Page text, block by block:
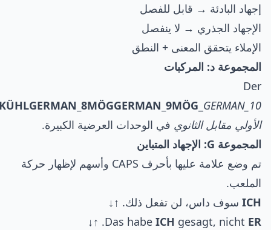
إجهاد البادئة → قابل للفصل
الإجهاد الجذري → لا ينفصل
الإملاء يتحقق المعنى + النطق
المجموعة د: المركبات
Der
GERMAN_8MÖGGERMAN_9MÖG
الأولي مقابل الثانوي في الوحدات العرضية الكبيرة.
المجموعة G: الإجهاد المتباين
تم وضع علامة عليها بأحرف CAPS وأسهم لإظهار حركة
الملعب.
ICH سوف داس، لن تفعل ذلك. ↑↓
Das habe ICH gesagt, nicht ER
. ↑↓